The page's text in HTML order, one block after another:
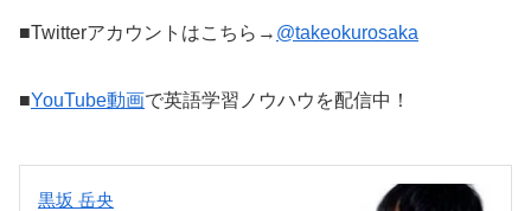
■Twitterアカウントはこちら→ @takeokurosaka
■YouTube動画で英語学習ノウハウを配信中！
黒坂 岳央